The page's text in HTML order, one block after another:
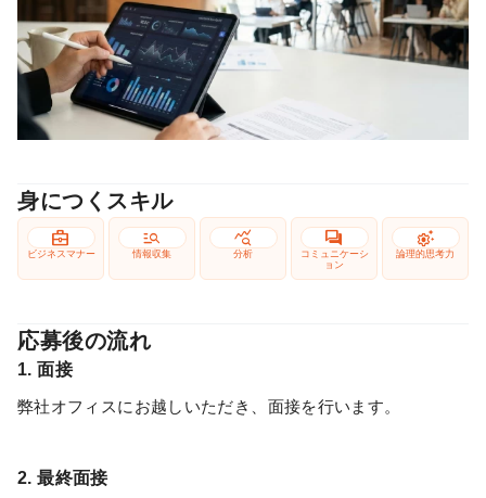
身につくスキル
business_center
ビジネスマナー
manage_search
情報収集
query_stats
分析
forum
コミュニケーシ
ョン
settings_suggest
論理的思考力
応募後の流れ
1. 面接
弊社オフィスにお越しいただき、面接を行います。
2. 最終面接